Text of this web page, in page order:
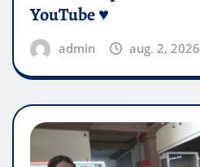
YouTube ♥️
admin aug. 2, 2026